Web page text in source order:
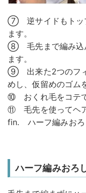
⑦ 逆サイドもトッ
ます。
⑧ 毛先まで編み込
ます。
⑨ 出来た2つのフィ
めし、仮留めのゴム
⑩ おくれ毛をコテで
⑪ 毛先を使ってヘア
fin. ハーフ編みおろ
ハーフ編みおろ